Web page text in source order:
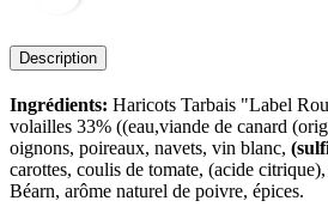
Description
Ingrédients: Haricots Tarbais "Label
volailles 33% ((eau,viande de canard
oignons, poireaux, navets, vin blanc,
carottes, coulis de tomate, (acide
Béarn, arôme naturel de poivre, épices.